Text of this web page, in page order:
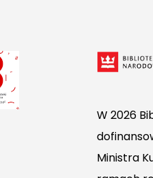
W 2026
Ministra